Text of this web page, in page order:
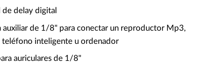
delay digital
auxiliar de 1/8" para conectar un reproductor Mp3,
teléfono inteligente u ordenador
auriculares de 1/8"